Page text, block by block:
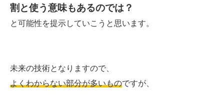
割と使う意味もあるのでは？
と可能性を提示していこうと思います。
未来の技術となりますので、
よくわからない部分が多いものですが、